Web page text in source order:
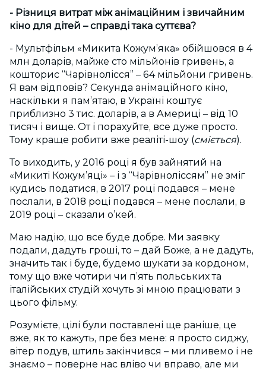
- Різниця витрат між анімаційним і звичайним
кіно для дітей – справді така суттєва?
- Мультфільм «Микита Кожум’яка» обійшовся в 4
млн доларів, майже сто мільйонів гривень, а
кошторис “Чарівнолісся” – 64 мільйони гривень.
Я вам відповів? Секунда анімаційного кіно,
наскільки я пам’ятаю, в Україні коштує
приблизно 3 тис. доларів, а в Америці – від 10
тисяч і вище. От і порахуйте, все дуже просто.
Тому краще робити вже реаліті-шоу (сміється).
То виходить, у 2016 році я був зайнятий на
«Микиті Кожум’яці» – і з “Чарівноліссям” не зміг
кудись податися, в 2017 році подався – мене
послали, в 2018 році подався – мене послали, в
2019 році – сказали о’кей.
Маю надію, що все буде добре. Ми заявку
подали, дадуть гроші, то – дай Боже, а не дадуть,
значить так і буде, будемо шукати за кордоном,
тому що вже чотири чи п’ять польських та
італійських студій хочуть зі мною працювати з
цього фільму.
Розумієте, цілі були поставлені ще раніше, це
вже, як то кажуть, пре без мене: я просто сиджу,
вітер подув, штиль закінчився – ми пливемо і не
знаємо – поверне нас вліво чи вправо, але ми